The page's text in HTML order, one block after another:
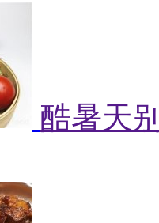
酷暑天